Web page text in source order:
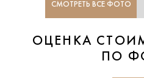
СМОТРЕТЬ ВСЕ ФОТО
ОЦЕНКА
ПО